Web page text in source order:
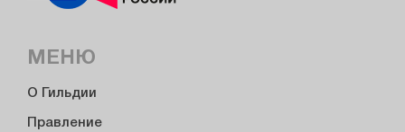
МЕНЮ
О Гильдии
Правление